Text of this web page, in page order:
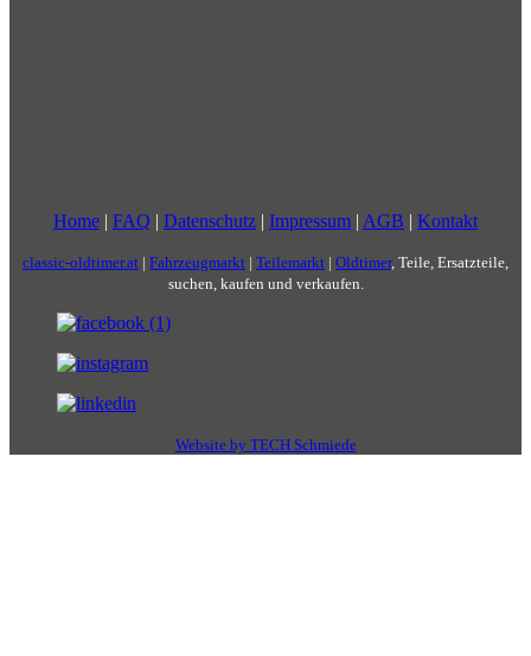
Home | FAQ | Datenschutz | Impressum | AGB | Kontakt
classic-oldtimer.at | Fahrzeugmarkt | Teilemarkt | Oldtimer, Teile, Ersatzteile,
suchen, kaufen und verkaufen.
Website by TECH Schmiede